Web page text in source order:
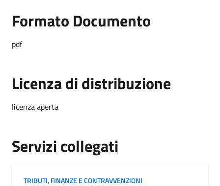
Formato Documento
Formato Documento
pdf
Licenza di distribuzione
licenza aperta
Servizi collegati
TRIBUTI, FINANZE E CONTRAVVENZIONI